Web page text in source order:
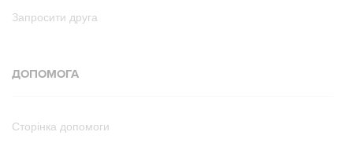
Запросити друга
ДОПОМОГА
Сторінка допомоги